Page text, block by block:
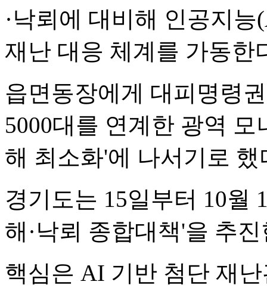
·낙뢰에 대비해 인공지
재난 대응 체계를 가동한
읍면동장에게 대피명령
5000대를 연계한 광역
해 최소화'에 나서기로 했
경기도는 15일부터 10월
해·낙뢰 종합대책'을 추
핵심은 AI 기반 첨단 재